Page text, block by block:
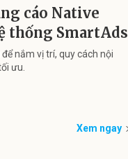
cáo Native
thống SmartAds
nắm vị trí, quy cách nội
ưu.
Xem ngay